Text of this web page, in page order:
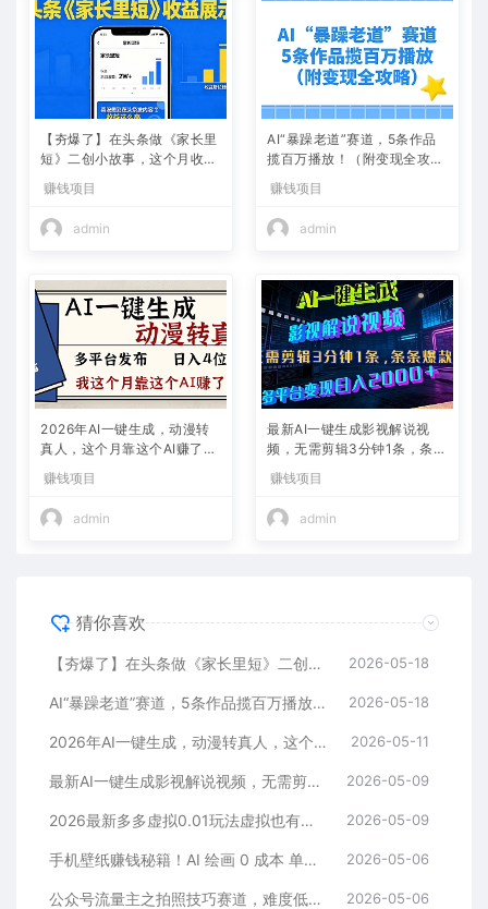
【夯爆了】在头条做《家长里
短》二创小故事，这个月收益
2w+
赚钱项目
admin
AI“暴躁老道”赛道，5条作品
揽百万播放！（附变现全攻
略）
赚钱项目
admin
2026年AI一键生成，动漫转
真人，这个月靠这个AI赚了2
赚钱项目
admin
最新AI一键生成影视解说视
频，无需剪辑3分钟1条，条条
+
赚钱项目
admin
猜你喜欢
【夯爆了】在头条做《家长里短》二创小故事，这个月收益2w+ 2026-05-18
AI“暴躁老道”赛道，5条作品揽百万播放！（附变现全攻略） 2026-05-18
2026年AI一键生成，动漫转真人，这个月靠这个AI赚了2W+ 2026-05-11
最新AI一键生成影视解说视频，无需剪辑3分钟1条，条条爆款，多平台变现日入2000+ 2026-05-09
2026最新多多虚拟0.01玩法虚拟也有新门路轻松日入2500! 2026-05-09
手机壁纸赚钱秘籍！AI 绘画 0 成本 单店狂销 3.8 万单 2026-05-06
公众号流量主之拍照技巧赛道，难度低+流量大，起号第一篇就爆了10w阅读！ 2026-05-06